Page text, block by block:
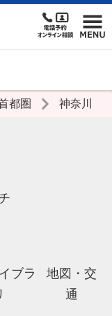
都圏 神奈川
ブラ
地図・交
通